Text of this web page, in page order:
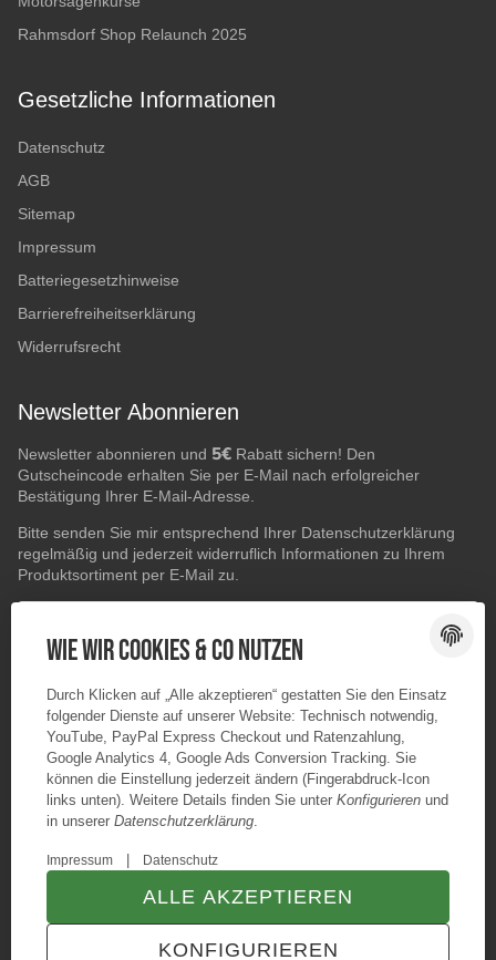
Rahmsdorf Shop Relaunch 2025
Gesetzliche Informationen
Datenschutz
AGB
Sitemap
Impressum
Batteriegesetzhinweise
Barrierefreiheitserklärung
Widerrufsrecht
Newsletter Abonnieren
Newsletter abonnieren und 5€ Rabatt sichern! Den
Gutscheincode erhalten Sie per E-Mail nach erfolgreicher
Bestätigung Ihrer E-Mail-Adresse.
Bitte senden Sie mir entsprechend Ihrer Datenschutzerklärung
regelmäßig und jederzeit widerruflich Informationen zu Ihrem
Produktsortiment per E-Mail zu.
ABONNIEREN
Wie wir Cookies & Co nutzen
Durch Klicken auf „Alle akzeptieren“ gestatten Sie den Einsatz
folgender Dienste auf unserer Website: Technisch notwendig,
YouTube, PayPal Express Checkout und Ratenzahlung,
Google Analytics 4, Google Ads Conversion Tracking. Sie
können die Einstellung jederzeit ändern (Fingerabdruck-Icon
links unten). Weitere Details finden Sie unter Konfigurieren und
in unserer Datenschutzerklärung.
Impressum Datenschutz
KONFIGURIEREN
ALLE AKZEPTIEREN